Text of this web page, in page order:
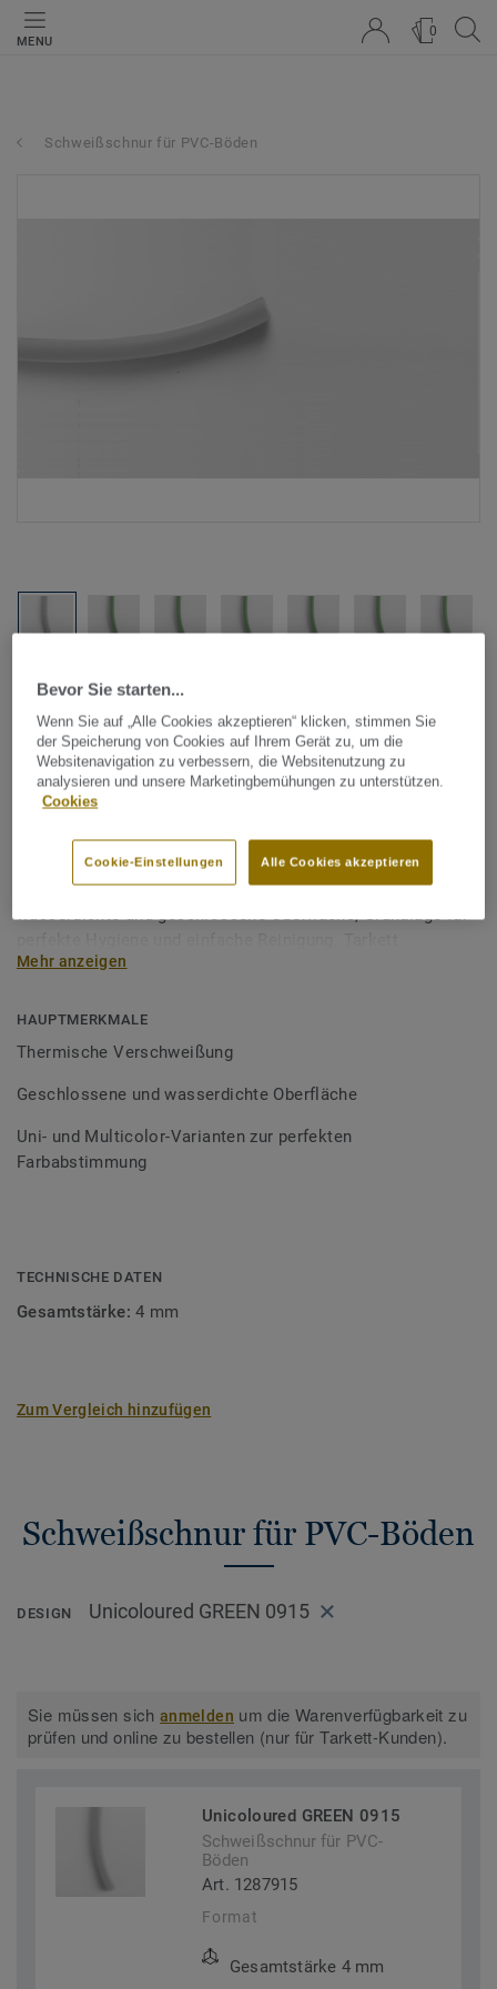
MENU
0
Schweißschnur für PVC-Böden
Tarkett Zubehör Komplettsortiment|Schweißschnüre
Schweißschnur für PVC-Böden
- Unicoloured GREEN 0915
Schweißschnüre werden zur thermischen Verschweißung
zweier PVC-Bahnen verwendet und sorgen für eine
wasserdichte und geschlossene Oberfläche, Grundlage für
Schweißschnüre sind erhältlich in den Varianten Uni und
Bodenbelagssortiment abgestimmt. Durch die Verwendung
von Kontrastfarben lassen sich auch besondere
Mehr anzeigen
HAUPTMERKMALE
Thermische Verschweißung
Geschlossene und wasserdichte Oberfläche
Uni- und Multicolor-Varianten zur perfekten
Farbabstimmung
TECHNISCHE DATEN
Gesamtstärke:4 mm
Zum Vergleich hinzufügen
Schweißschnur für PVC-Böden
DESIGN Unicoloured GREEN 0915
Sie müssen sichanmelden um die Warenverfügbarkeit zu
prüfen und online zu bestellen (nur für Tarkett-Kunden).
Unicoloured GREEN 0915
Schweißschnur für PVC-
Böden
Art. 1287915
Format
Gesamtstärke 4 mm
Bevor Sie starten...
Wenn Sie auf „Alle Cookies akzeptieren“ klicken, stimmen Sie
der Speicherung von Cookies auf Ihrem Gerät zu, um die
Websitenavigation zu verbessern, die Websitenutzung zu
analysieren und unsere Marketingbemühungen zu unterstützen.
Cookies
Alle Cookies akzeptieren
Cookie-Einstellungen